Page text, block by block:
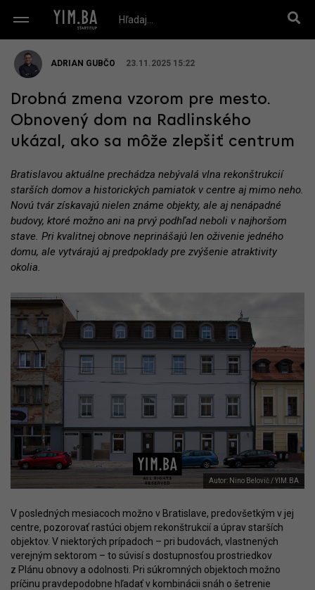
ADRIAN GUBČO 23.11.2025 15:22
Drobná zmena vzorom pre mesto.
Obnovený dom na Radlinského
ukázal, ako sa môže zlepšiť centrum
Bratislavou aktuálne prechádza nebývalá vlna rekonštrukcií
starších domov a historických pamiatok v centre aj mimo neho.
Novú tvár získavajú nielen známe objekty, ale aj nenápadné
budovy, ktoré možno ani na prvý podhľad neboli v najhoršom
stave. Pri kvalitnej obnove neprinášajú len oživenie jedného
domu, ale vytvárajú aj predpoklady pre zvýšenie atraktivity
okolia.
Autor: Nino Belovič / YIM.BA
V posledných mesiacoch možno v Bratislave, predovšetkým v jej
centre, pozorovať rastúci objem rekonštrukcií a úprav starších
objektov. V niektorých prípadoch – pri budovách, vlastnených
verejným sektorom – to súvisí s dostupnosťou prostriedkov
z Plánu obnovy a odolnosti. Pri súkromných objektoch možno
príčinu pravdepodobne hľadať v kombinácii snáh o šetrenie